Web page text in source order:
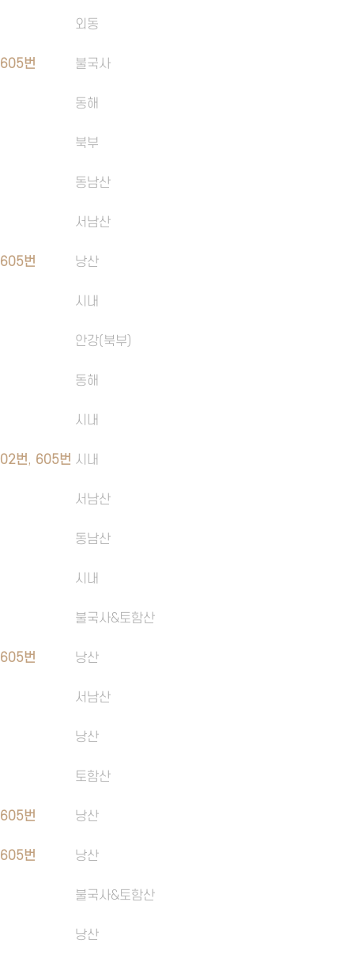
외동
605번 불국사
동해
북부
동남산
서남산
605번 낭산
시내
안강(북부)
동해
시내
번, 605번 시내
서남산
동남산
시내
불국사&토함산
605번 낭산
서남산
낭산
토함산
605번 낭산
605번 낭산
불국사&토함산
낭산